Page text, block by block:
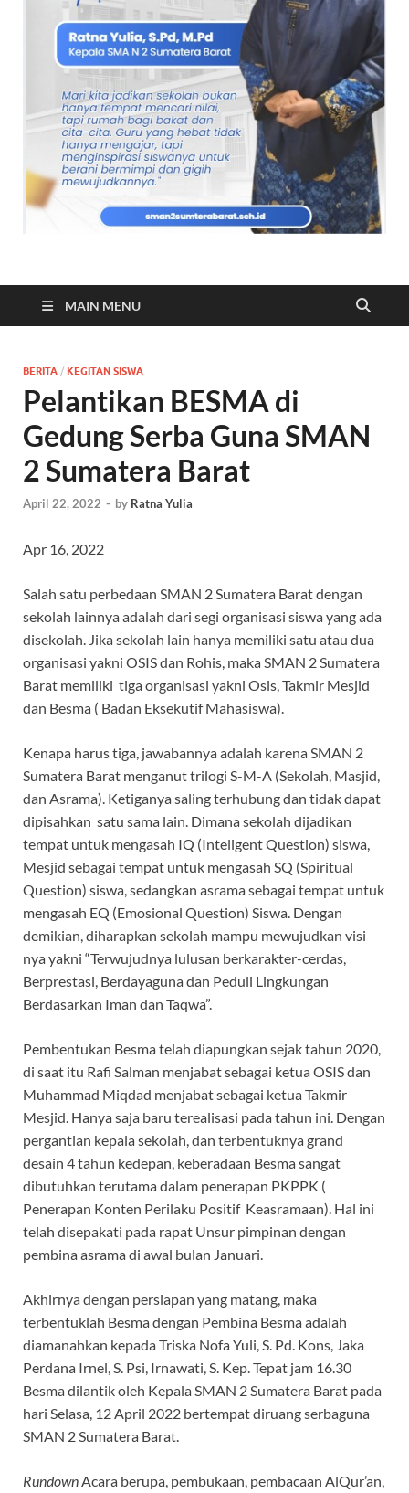
MAIN MENU
BERITA / KEGITAN SISWA
Pelantikan BESMA di
Gedung Serba Guna SMAN
2 Sumatera Barat
April 22, 2022 - by Ratna Yulia
Apr 16, 2022
Salah satu perbedaan SMAN 2 Sumatera Barat dengan
sekolah lainnya adalah dari segi organisasi siswa yang ada
disekolah. Jika sekolah lain hanya memiliki satu atau dua
organisasi yakni OSIS dan Rohis, maka SMAN 2 Sumatera
Barat memiliki tiga organisasi yakni Osis, Takmir Mesjid
dan Besma ( Badan Eksekutif Mahasiswa).
Kenapa harus tiga, jawabannya adalah karena SMAN 2
Sumatera Barat menganut trilogi S-M-A (Sekolah, Masjid,
dan Asrama). Ketiganya saling terhubung dan tidak dapat
dipisahkan satu sama lain. Dimana sekolah dijadikan
tempat untuk mengasah IQ (Inteligent Question) siswa,
Mesjid sebagai tempat untuk mengasah SQ (Spiritual
Question) siswa, sedangkan asrama sebagai tempat untuk
mengasah EQ (Emosional Question) Siswa. Dengan
demikian, diharapkan sekolah mampu mewujudkan visi
nya yakni “Terwujudnya lulusan berkarakter-cerdas,
Berprestasi, Berdayaguna dan Peduli Lingkungan
Berdasarkan Iman dan Taqwa”.
Pembentukan Besma telah diapungkan sejak tahun 2020,
di saat itu Rafi Salman menjabat sebagai ketua OSIS dan
Muhammad Miqdad menjabat sebagai ketua Takmir
Mesjid. Hanya saja baru terealisasi pada tahun ini. Dengan
pergantian kepala sekolah, dan terbentuknya grand
desain 4 tahun kedepan, keberadaan Besma sangat
dibutuhkan terutama dalam penerapan PKPPK (
Penerapan Konten Perilaku Positif Keasramaan). Hal ini
telah disepakati pada rapat Unsur pimpinan dengan
pembina asrama di awal bulan Januari.
Akhirnya dengan persiapan yang matang, maka
terbentuklah Besma dengan Pembina Besma adalah
diamanahkan kepada Triska Nofa Yuli, S. Pd. Kons, Jaka
Perdana Irnel, S. Psi, Irnawati, S. Kep. Tepat jam 16.30
Besma dilantik oleh Kepala SMAN 2 Sumatera Barat pada
hari Selasa, 12 April 2022 bertempat diruang serbaguna
SMAN 2 Sumatera Barat.
Rundown Acara berupa, pembukaan, pembacaan AlQur’an,